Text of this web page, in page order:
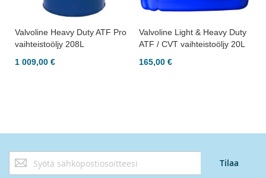
Valvoline Heavy Duty ATF Pro
vaihteistoöljy 208L
1 009,00 €
Valvoline Light & Heavy Duty
ATF / CVT vaihteistoöljy 20L
165,00 €
Tilaa
uutiskirjeemme:
Tilaa